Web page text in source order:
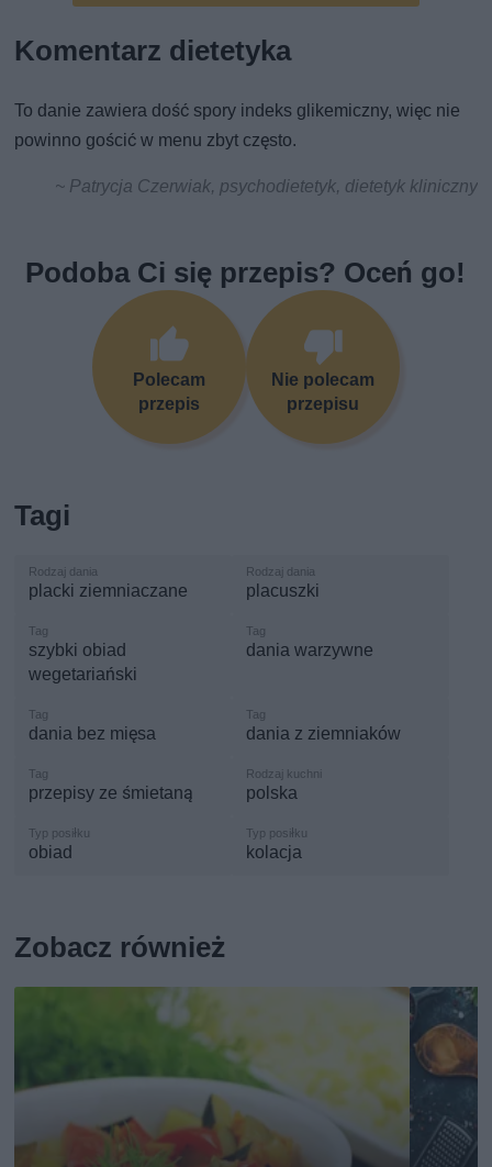
Komentarz dietetyka
To danie zawiera dość spory indeks glikemiczny, więc nie
powinno gościć w menu zbyt często.
~ Patrycja Czerwiak, psychodietetyk, dietetyk kliniczny
Podoba Ci się przepis? Oceń go!
Polecam
przepis
Nie polecam
przepisu
Tagi
placki ziemniaczane placuszki
szybki obiad
wegetariański
dania warzywne
dania bez mięsa dania z ziemniaków
przepisy ze śmietaną polska
obiad kolacja
Zobacz również